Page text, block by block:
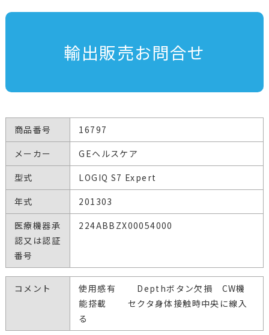
輸出販売お問合せ
商品番号
16797
メーカー
GEヘルスケア
型式
LOGIQ S7 Expert
年式
201303
医療機器承
認又は認証
番号
224ABBZX00054000
コメント
使用感有 Depthボタン欠損 CW機
能搭載 セクタ身体接触時中央に線入
る